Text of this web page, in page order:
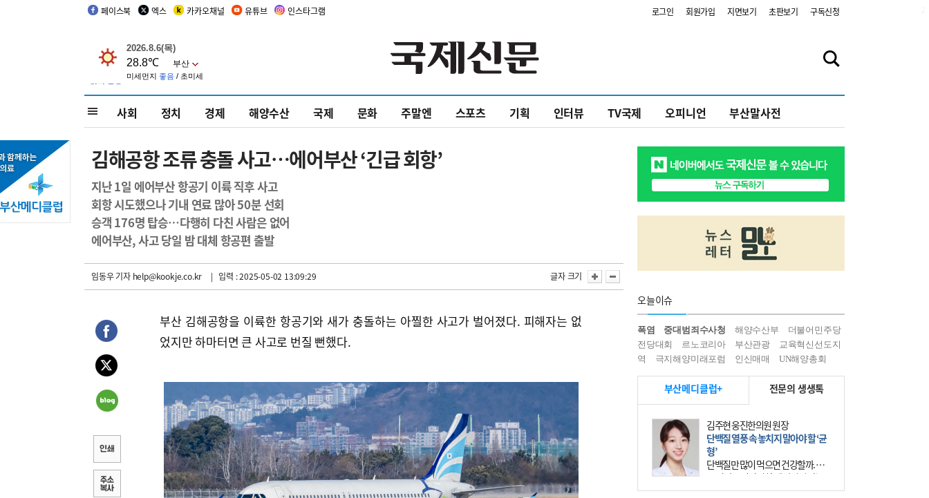
페이스북 엑스 카카오채널 유튜브 인스타그램 로그인 회원가입 지면보기 초판보기 구독신청
사회 정치 경제 해양수산 국제 문화 주말엔 스포츠 기획 인터뷰 TV국제 오피니언 부산말사전
김해공항 조류 충돌 사고…에어부산 ‘긴급 회항’
지난 1일 에어부산 항공기 이륙 직후 사고
회항 시도했으나 기내 연료 많아 50분 선회
승객 176명 탑승…다행히 다친 사람은 없어
에어부산, 사고 당일 밤 대체 항공편 출발
임동우 기자help@kookje.co.kr | 입력 : 2025-05-02 13:09:29 글자 크기
부산 김해공항을 이륙한 항공기와 새가 충돌하는 아찔한 사고가 벌어졌다. 피해자는 없
었지만 하마터면 큰 사고로 번질 뻔했다.
오늘이슈
폭염 중대범죄수사청 해양수산부
더불어민주당
전당대회
르노코리아 부산관광
교육혁신선도지
역
극지해양미래포럼 인신매매 UN해양총회
부산메디클럽+ 전문의 생생톡
김주현 웅진한의원 원장
단백질 열풍 속 놓치지 말아야 할 ‘균
형’
단백질만 많이 먹으면 건강할까. 요
즘 건강을 이야기할 때 빠지지 않는
키워드가 단백질이다. 헬스장을 다니